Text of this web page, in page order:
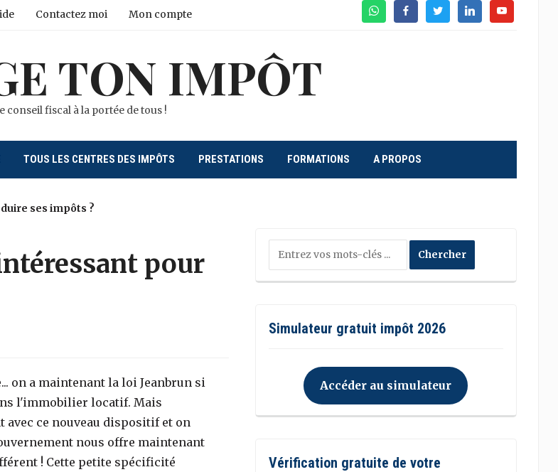
WhatsAppFacebookTwitterLinkedinYoutube
Contactez moi Mon compte
TON IMPÔT
conseil fiscal à la portée de tous !
TOUS LES CENTRES DES IMPÔTS PRESTATIONS FORMATIONS A PROPOS
ses impôts ?
pour
on a maintenant la loi Jeanbrun si
l'immobilier locatif. Mais
ce nouveau dispositif et on
nous offre maintenant
! Cette petite spécificité
Simulateur gratuit impôt 2026
Accéder au simulateur
Vérification gratuite de votre